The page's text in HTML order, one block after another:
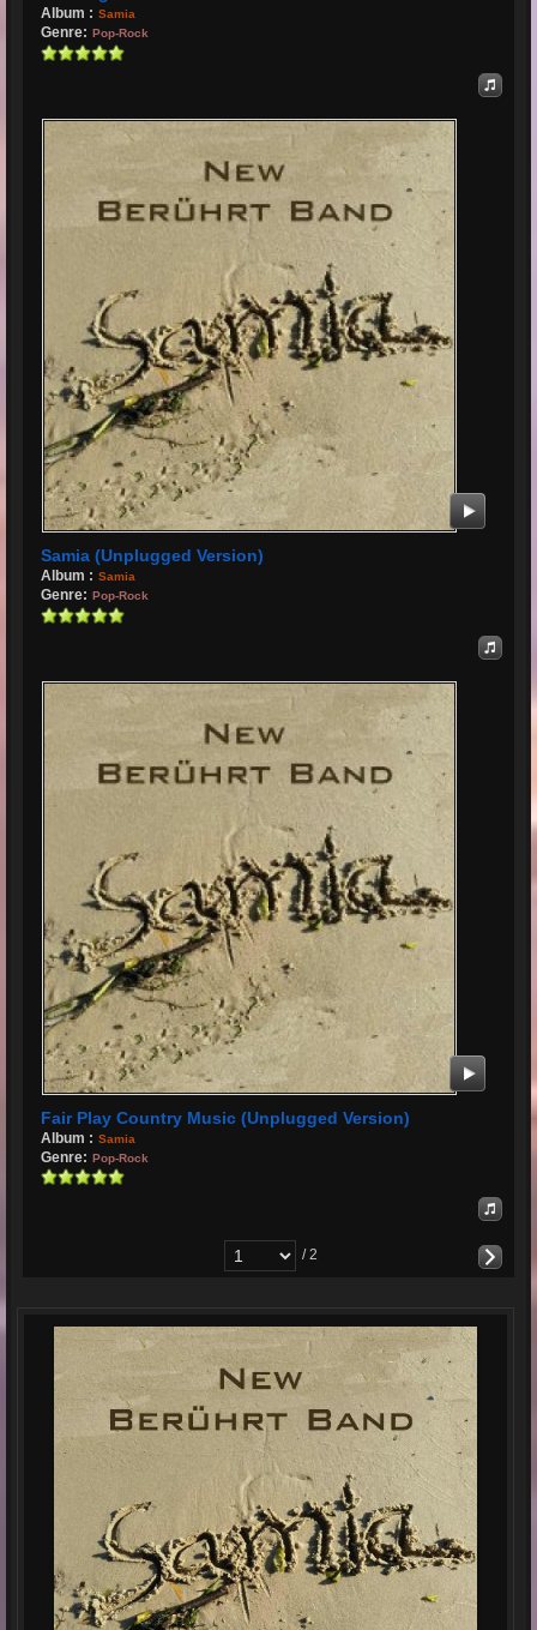
Album : Samia
Genre: Pop-Rock
Samia (Unplugged Version)
Album : Samia
Genre: Pop-Rock
Fair Play Country Music (Unplugged Version)
Album : Samia
Genre: Pop-Rock
/ 2